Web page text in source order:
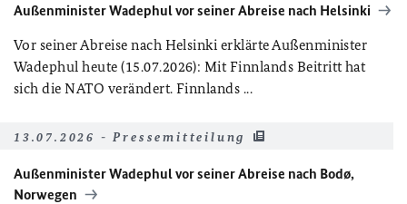
Außenminister Wadephul vor seiner Abreise nach Helsinki
Vor seiner Abreise nach Helsinki erklärte Außenminister
Wadephul heute (15.07.2026): Mit Finnlands Beitritt hat
sich die NATO verändert. Finnlands ...
13.07.2026 - Pressemitteilung
Außenminister Wadephul vor seiner Abreise nach Bodø,
Norwegen